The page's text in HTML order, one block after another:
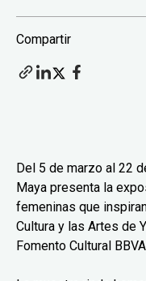
Compartir
Del 5 de marzo al 22
Maya presenta la
femeninas que
Cultura y las Artes de
Fomento Cultural